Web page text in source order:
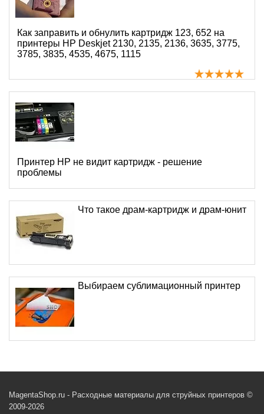
Как заправить и обнулить картридж 123, 652 на
принтеры HP Deskjet 2130, 2135, 2136, 3635, 3775,
3785, 3835, 4535, 4675, 1115
Принтер HP не видит картридж - решение
проблемы
Что такое драм-картридж и драм-юнит
Выбираем сублимационный принтер
MagentaShop.ru - Расходные материалы для струйных принтеров ©
2009-2026